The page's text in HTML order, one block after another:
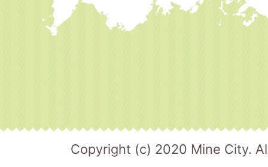
Copyright (c) 2020 Mine City.